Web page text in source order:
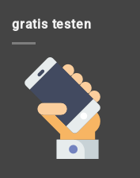
gratis testen